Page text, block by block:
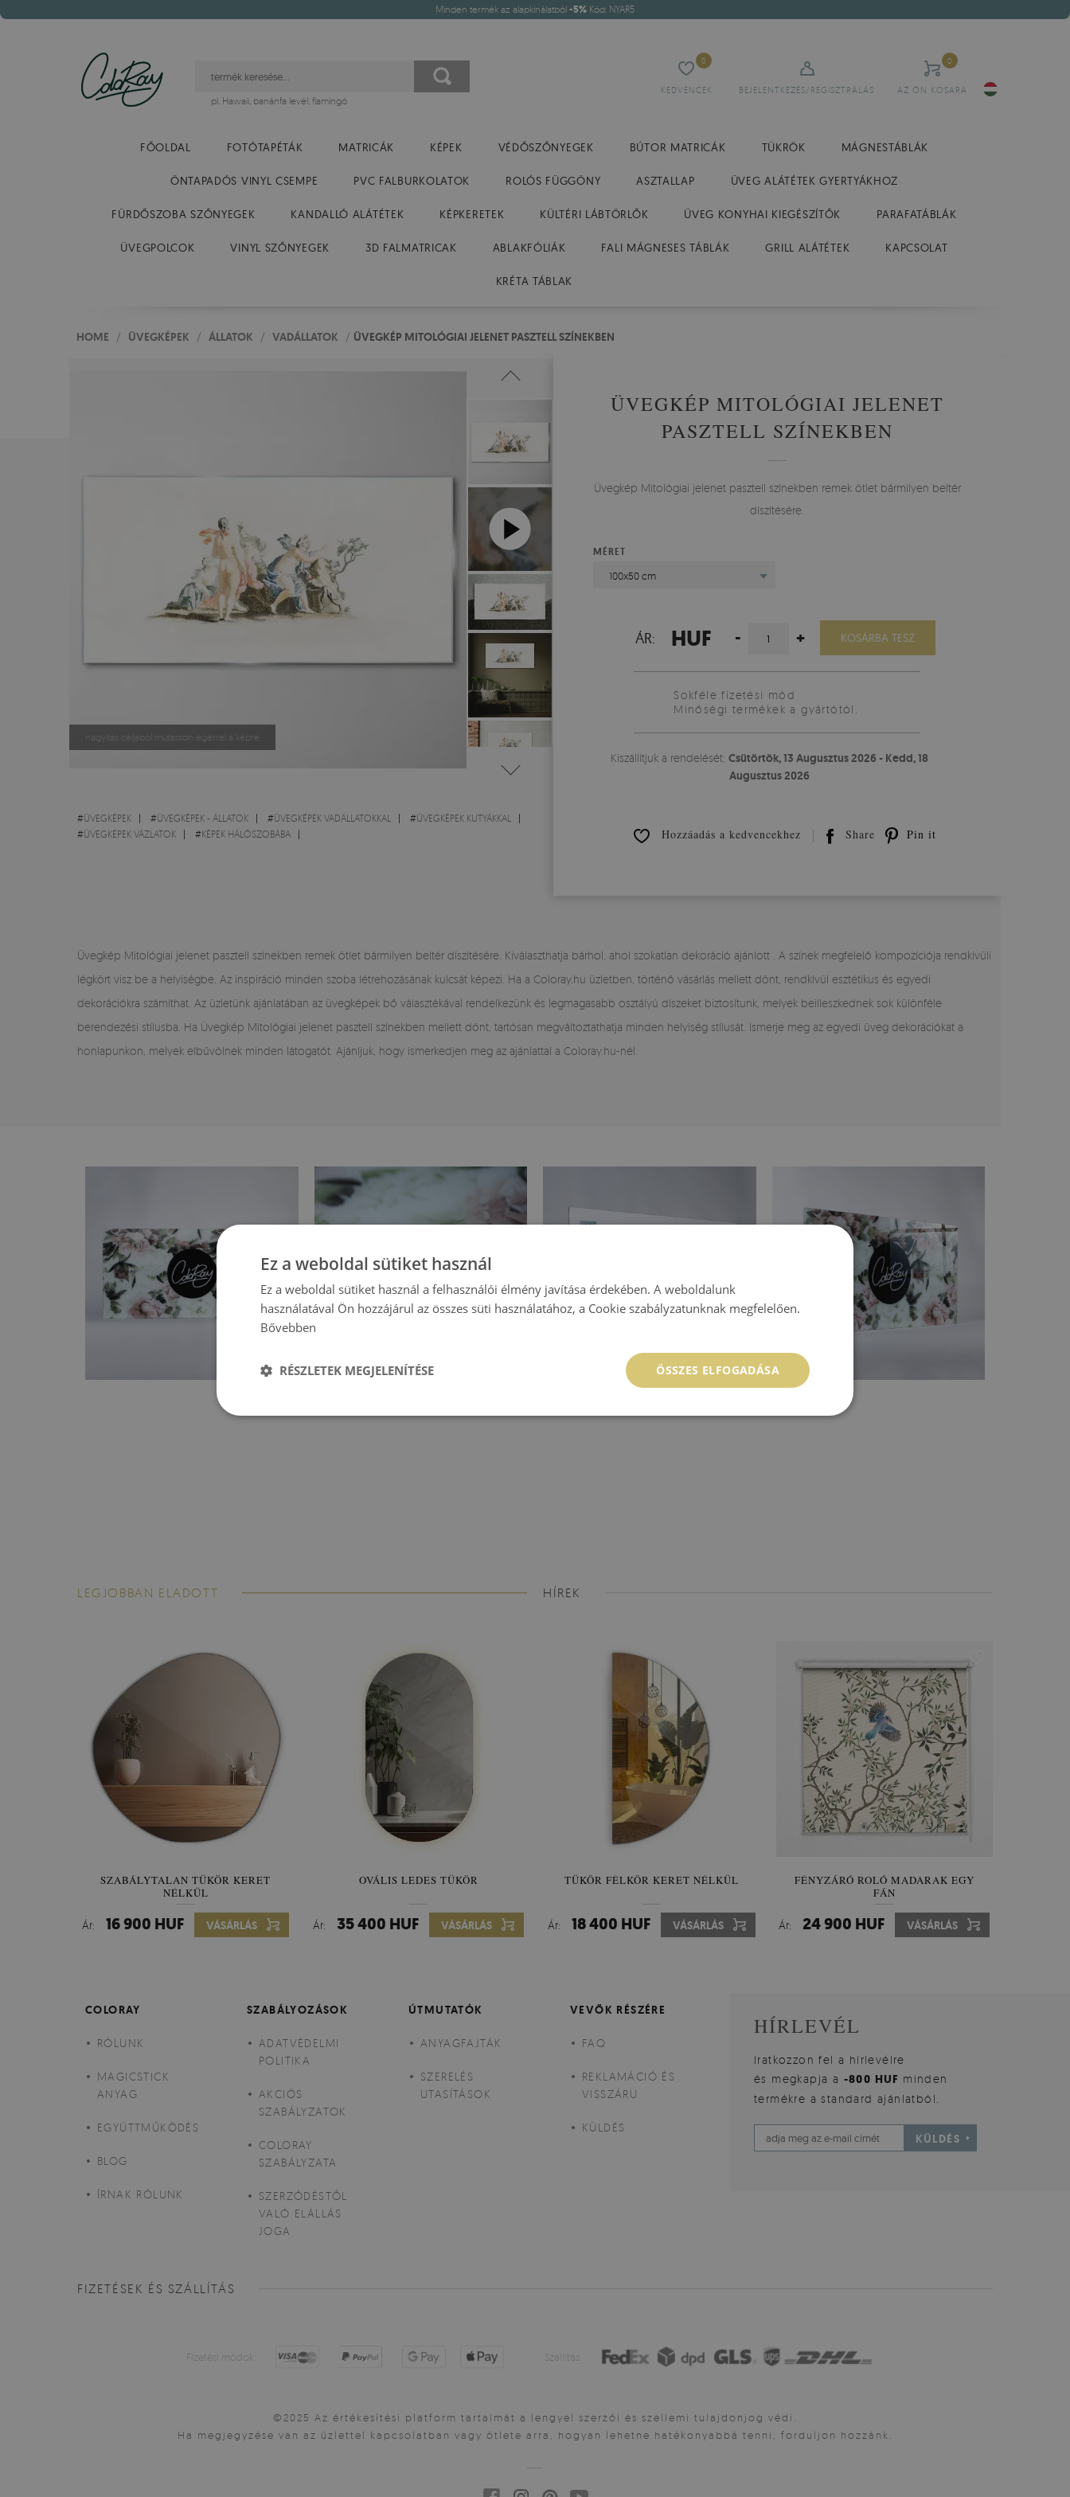
Minden termék az alapkínálatból -5% Kód: NYAR5
KEDVENCEK
0
BEJELENTKEZÉS/REGISZTRÁLÁS AZ ÖN KOSARA
0
pl. Hawaii, banánfa levél, flamingó
FŐOLDAL FOTÓTAPÉTÁK MATRICÁK KÉPEK VÉDŐSZŐNYEGEK BÚTOR MATRICÁK TÜKRÖK MÁGNESTÁBLÁK
ÖNTAPADÓS VINYL CSEMPE PVC FALBURKOLATOK ROLÓS FÜGGÖNY ASZTALLAP ÜVEG ALÁTÉTEK GYERTYÁKHOZ
FÜRDŐSZOBA SZŐNYEGEK KANDALLÓ ALÁTÉTEK KÉPKERETEK KÜLTÉRI LÁBTÖRLŐK ÜVEG KONYHAI KIEGÉSZÍTŐK PARAFATÁBLÁK
ÜVEGPOLCOK VINYL SZŐNYEGEK 3D FALMATRICAK ABLAKFÓLIÁK FALI MÁGNESES TÁBLÁK GRILL ALÁTÉTEK KAPCSOLAT
KRÉTA TÁBLAK
HOME / ÜVEGKÉPEK / ÁLLATOK / VADÁLLATOK / ÜVEGKÉP MITOLÓGIAI JELENET PASZTELL SZÍNEKBEN
nagyítás céljából mutasson egérrel a képre
#ÜVEGKÉPEK #ÜVEGKÉPEK - ÁLLATOK #ÜVEGKÉPEK VADÁLLATOKKAL #ÜVEGKÉPEK KUTYÁKKAL
#ÜVEGKÉPEK VÁZLATOK #KÉPEK HÁLÓSZOBÁBA
ÜVEGKÉP MITOLÓGIAI JELENET
PASZTELL SZÍNEKBEN
Üvegkép Mitológiai jelenet pasztell színekben remek ötlet bármilyen beltér
díszítésére.
MÉRET
100x50 cm
ÁR: HUF - + KOSÁRBA TESZ
Sokféle fizetési mód
Minőségi termékek a gyártótól.
Kiszállítjuk a rendelését: Csütörtök, 13 Augusztus 2026 - Kedd, 18
Augusztus 2026
Hozzáadás a kedvencekhez Share Pin it
Üvegkép Mitológiai jelenet pasztell színekben remek ötlet bármilyen beltér díszítésére. Kiválaszthatja bárhol, ahol szokatlan dekoráció ajánlott . A színek megfelelő kompozíciója rendkívüli
légkört visz be a helyiségbe. Az inspiráció minden szoba létrehozásának kulcsát képezi. Ha a Coloray.hu üzletben, történő vásárlás mellett dönt, rendkívül esztétikus és egyedi
dekorációkra számíthat. Az üzletünk ajánlatában az üvegképek bő választékával rendelkezünk és legmagasabb osztályú díszeket biztosítunk, melyek beilleszkednek sok különféle
berendezési stílusba. Ha Üvegkép Mitológiai jelenet pasztell színekben mellett dönt, tartósan megváltoztathatja minden helyiség stílusát. Ismerje meg az egyedi üveg dekorációkat a
honlapunkon, melyek elbűvölnek minden látogatót. Ajánljuk, hogy ismerkedjen meg az ajánlattal a Coloray.hu-nél.
LEGJOBBAN ELADOTT
SZABÁLYTALAN TÜKÖR KERET
NÉLKÜL
Ár: 16 900 HUF VÁSÁRLÁS
OVÁLIS LEDES TÜKÖR
Ár: 35 400 HUF VÁSÁRLÁS
SZOKATLAN FORMA TÜKÖR LED
Ár: 37 400 HUF VÁSÁRLÁS
TÜKÖR FÉLKÖR KERET NÉLKÜL
Ár: 18 400 HUF VÁSÁRLÁS
HÍREK
TÜKÖR FÉLKÖR KERET NÉLKÜL
Ár: 18 400 HUF VÁSÁRLÁS
FÉNYZÁRÓ ROLÓ MADARAK EGY
FÁN
Ár: 24 900 HUF VÁSÁRLÁS
COLORAY
RÓLUNK
MAGICSTICK
ANYAG
EGYÜTTMŰKÖDÉS
BLOG
ÍRNAK RÓLUNK
SZABÁLYOZÁSOK
ADATVÉDELMI
POLITIKA
AKCIÓS
SZABÁLYZATOK
COLORAY
SZABÁLYZATA
SZERZŐDÉSTŐL
VALÓ ELÁLLÁS
JOGA
ÚTMUTATÓK
ANYAGFAJTÁK
SZERELÉS
UTASÍTÁSOK
VEVŐK RÉSZÉRE
FAQ
REKLAMÁCIÓ ÉS
VISSZÁRU
KÜLDÉS
HÍRLEVÉL
Iratkozzon fel a hírlevélre
és megkapja a -800 HUF minden
termékre a standard ajánlatból.
KÜLDÉS
FIZETÉSEK ÉS SZÁLLÍTÁS
Fizetési módok: Szállítás:
©2025 Az értékesítési platform tartalmát a lengyel szerzői és szellemi tulajdonjog védi.
Ha megjegyzése van az üzlettel kapcsolatban vagy ötlete arra, hogyan lehetne hatékonyabbá tenni, forduljon hozzánk.
Ez a weboldal sütiket használ
Ez a weboldal sütiket használ a felhasználói élmény javítása érdekében. A weboldalunk
használatával Ön hozzájárul az összes süti használatához, a Cookie szabályzatunknak megfelelően.
Bővebben
ÖSSZES ELFOGADÁSA
RÉSZLETEK MEGJELENÍTÉSE